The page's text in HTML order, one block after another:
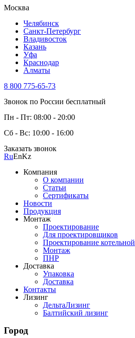
Москва
Челябинск
Санкт-Петербург
Владивосток
Казань
Уфа
Краснодар
Алматы
8 800 775-65-73
Звонок по России бесплатный
Пн - Пт: 08:00 - 20:00
Сб - Вс: 10:00 - 16:00
Заказать звонок
RuEnKz
Компания
О компании
Статьи
Сертификаты
Новости
Продукция
Монтаж
Проектирование
Для проектировщиков
Проектирование котельной
Монтаж
ПНР
Доставка
Упаковка
Доставка
Контакты
Лизинг
ДельтаЛизинг
Балтийский лизинг
Город